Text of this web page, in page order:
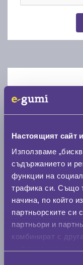
Настоящият сайт
Използваме
съдържанието и
функции на
трафика си. Също
начина, по който
партньорските си
партньори и
комбинират с